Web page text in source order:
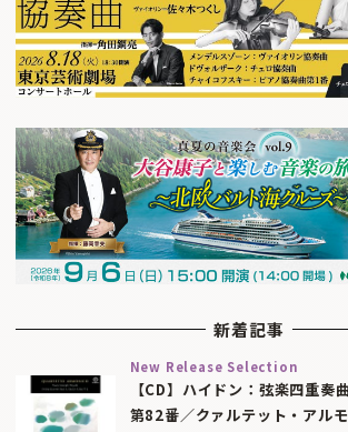
新着記事
New Release Selection
【CD】ハイドン：弦楽四重奏
第82番／クァルテット・アル